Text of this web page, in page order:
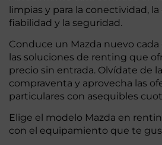
limpias y para la conectividad, la
fiabilidad y la seguridad.
Conduce un Mazda nuevo
las soluciones de renting que
precio sin entrada. Olvídate de
compraventa y aprovecha las
particulares con asequibles
Elige el modelo Mazda en
con el equipamiento que te